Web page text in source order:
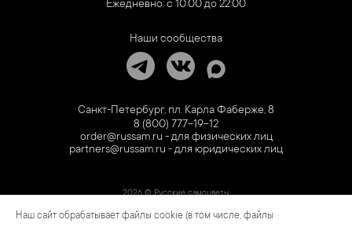
Ежедневно: с 10:00 до 22:00
Наши сообщества
Санкт-Петербург, пл. Карла Фаберже, 8
8 (800) 777-19-12
order@russam.ru - для физических лиц
partners@russam.ru - для юридических лиц
2026 © Русские самоцветы
Предложение не является публичной офертой. Цены на сайте и в розничной сети
Наш сайт обрабатывает файлы cookie (в том числе, файлы